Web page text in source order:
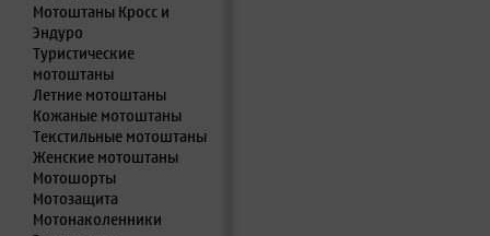
Мотоштаны Кросс и
Эндуро
Туристические
мотоштаны
Летние мотоштаны
Кожаные мотоштаны
Текстильные мотоштаны
Женские мотоштаны
Мотошорты
Мотозащита
Мотонаколенники